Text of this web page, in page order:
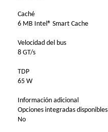
Caché
6 MB Intel® Smart Cache
Velocidad del bus
8 GT/s
TDP
65 W
Información adicional
Opciones integradas disponibles
No